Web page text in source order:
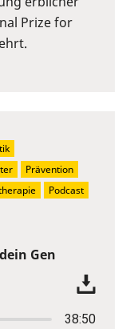
Prize for
Gen
38:50
Prävention
Podcast